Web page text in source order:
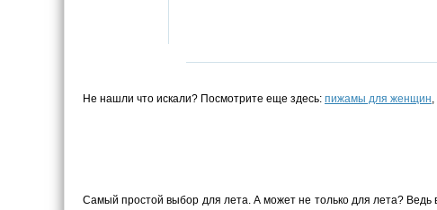
Не нашли что искали? Посмотрите еще здесь: пижамы для женщин,
Самый простой выбор для лета. А может не только для лета? Ведь